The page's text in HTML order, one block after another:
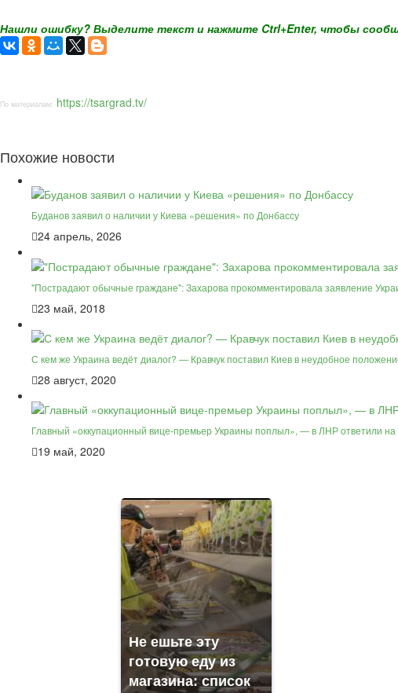
Нашли ошибку? Выделите текст и нажмите Ctrl+Enter, чтобы
По материалам: https://tsargrad.tv/
Похожие новости
Буданов заявил о наличии у Киева «решения» по Донбассу
24 апрель, 2026
"Пострадают обычные граждане": Захарова прокомментировала заявление
23 май, 2018
С кем же Украина ведёт диалог? — Кравчук поставил Киев в неудобное
28 август, 2020
Главный «оккупационный вице-премьер Украины поплыл», — в ЛНР ответили на
19 май, 2020
Не ешьте эту
готовую еду из
магазина: список